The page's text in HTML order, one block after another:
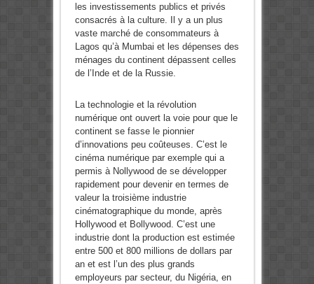
les investissements publics et privés
consacrés à la culture. Il y a un plus
vaste marché de consommateurs à
Lagos qu’à Mumbai et les dépenses des
ménages du continent dépassent celles
de l’Inde et de la Russie.
La technologie et la révolution
numérique ont ouvert la voie pour que le
continent se fasse le pionnier
d’innovations peu coûteuses. C’est le
cinéma numérique par exemple qui a
permis à Nollywood de se développer
rapidement pour devenir en termes de
valeur la troisième industrie
cinématographique du monde, après
Hollywood et Bollywood. C’est une
industrie dont la production est estimée
entre 500 et 800 millions de dollars par
an et est l’un des plus grands
employeurs par secteur, du Nigéria, en